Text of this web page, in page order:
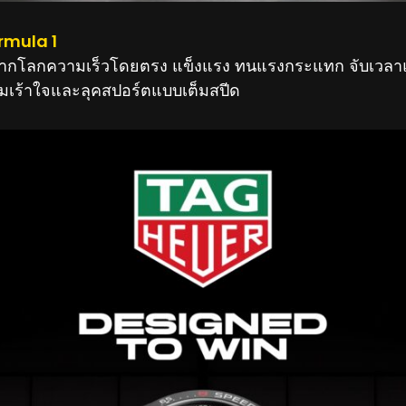
1
กโลกความเร็วโดยตรง แข็งแรง ทนแรงกระแทก จับเวล
ร้าใจและลุคสปอร์ตแบบเต็มสปีด